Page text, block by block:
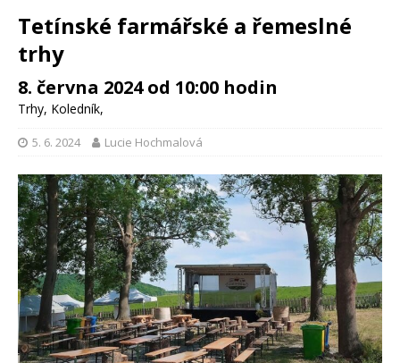
Tetínské farmářské a řemeslné
trhy
8. června 2024 od 10:00 hodin
Trhy, Koledník,
5. 6. 2024 Lucie Hochmalová